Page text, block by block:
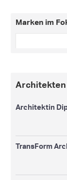
Marken im
Architekten
Architektin
TransForm